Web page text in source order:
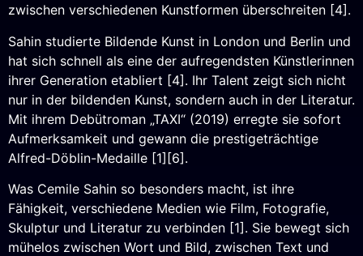
zwischen verschiedenen Kunstformen überschreiten [4].
Sahin studierte Bildende Kunst in London und Berlin und
hat sich schnell als eine der aufregendsten Künstlerinnen
ihrer Generation etabliert [4]. Ihr Talent zeigt sich nicht
nur in der bildenden Kunst, sondern auch in der Literatur.
Mit ihrem Debütroman „TAXI“ (2019) erregte sie sofort
Aufmerksamkeit und gewann die prestigeträchtige
Alfred-Döblin-Medaille [1][6].
Was Cemile Sahin so besonders macht, ist ihre
Fähigkeit, verschiedene Medien wie Film, Fotografie,
Skulptur und Literatur zu verbinden [1]. Sie bewegt sich
mühelos zwischen Wort und Bild, zwischen Text und